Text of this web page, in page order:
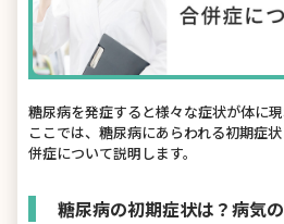
糖尿病を発症すると様々な症状が体に現
ここでは、糖尿病にあらわれる初期症
併症について説明します。
糖尿病の初期症状は？病気